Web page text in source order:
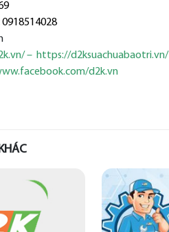
0918514028
– https://d2ksuachuabaotri.vn/
d2k.vn